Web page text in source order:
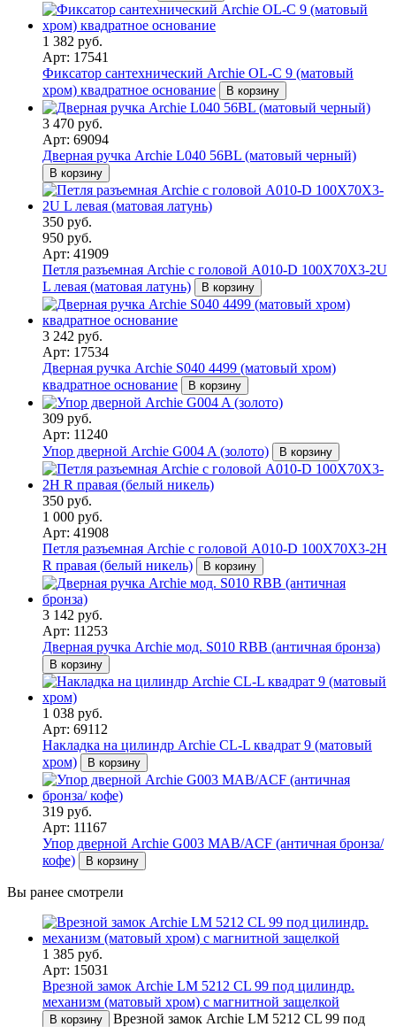
1 382 руб.
Арт: 17541
Фиксатор сантехнический Archie OL-C 9 (матовый
хром) квадратное основание
В корзину
3 470 руб.
Арт: 69094
Дверная ручка Archie L040 56BL (матовый черный)
В корзину
350 руб.
950 руб.
Арт: 41909
Петля разъемная Archie с головой A010-D 100X70X3-2U
L левая (матовая латунь)
В корзину
3 242 руб.
Арт: 17534
Дверная ручка Archie S040 4499 (матовый хром)
квадратное основание
В корзину
309 руб.
Арт: 11240
Упор дверной Archie G004 A (золото)
В корзину
350 руб.
1 000 руб.
Арт: 41908
Петля разъемная Archie с головой A010-D 100X70X3-2H
R правая (белый никель)
В корзину
3 142 руб.
Арт: 11253
Дверная ручка Archie мод. S010 RBB (античная бронза)
В корзину
1 038 руб.
Арт: 69112
Накладка на цилиндр Archie CL-L квадрат 9 (матовый
хром)
В корзину
319 руб.
Арт: 11167
Упор дверной Archie G003 MAB/ACF (античная бронза/
кофе)
В корзину
Вы ранее смотрели
1 385 руб.
Арт: 15031
Врезной замок Archie LM 5212 CL 99 под цилиндр.
механизм (матовый хром) с магнитной защелкой
В корзину
Врезной замок Archie LM 5212 CL 99 под